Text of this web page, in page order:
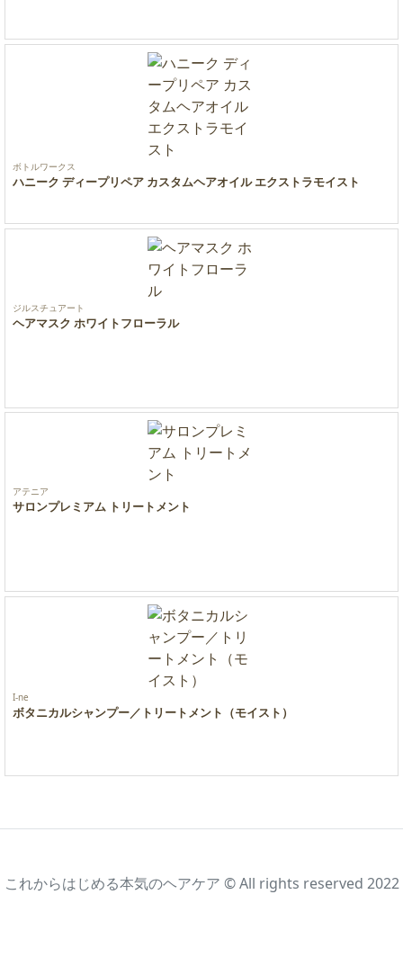
ボトルワークス
ハニーク ディープリペア カスタムヘアオイル エクストラモイスト
ジルスチュアート
ヘアマスク ホワイトフローラル
アテニア
サロンプレミアム トリートメント
I-ne
ボタニカルシャンプー／トリートメント（モイスト）
これからはじめる本気のヘアケア © All rights reserved 2022